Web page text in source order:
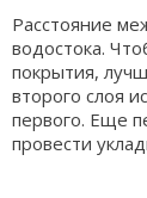
Расстояние
водостока.
покрытия,
второго слоя
первого. Еще
провести